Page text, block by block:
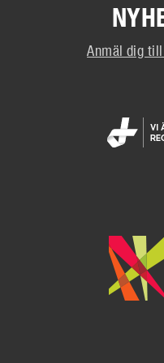
Anmäl dig